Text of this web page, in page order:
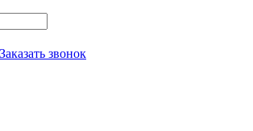
Заказать звонок